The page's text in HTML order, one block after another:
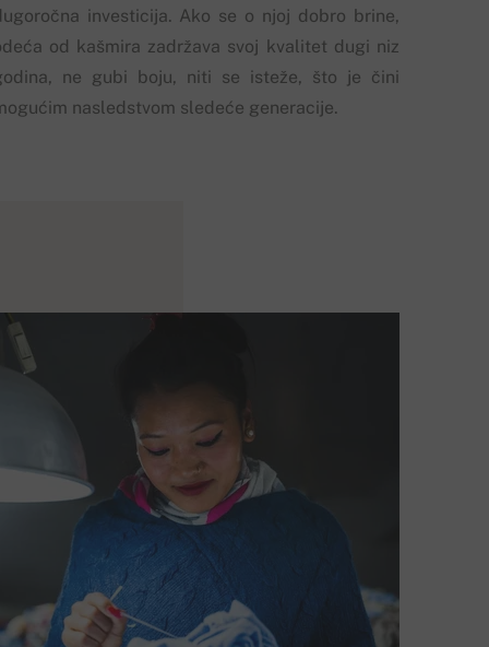
investicija. Ako se o njoj dobro brine,
od kašmira zadržava svoj kvalitet dugi niz
ne gubi boju, niti se isteže, što je čini
nasledstvom sledeće generacije.